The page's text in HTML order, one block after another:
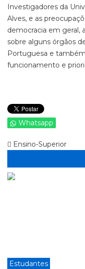
Investigadores da
Alves, e as
democracia em geral,
sobre alguns órgãos
Portuguesa e
funcionamento e
Whatsapp
Ensino-Superior
Estudantes